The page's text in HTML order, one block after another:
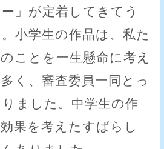
」が定着してきてう
小学生の作品は、私た
ことを一生懸命に考え
く、審査委員一同とっ
ました。中学生の作
果を考えたすばらし